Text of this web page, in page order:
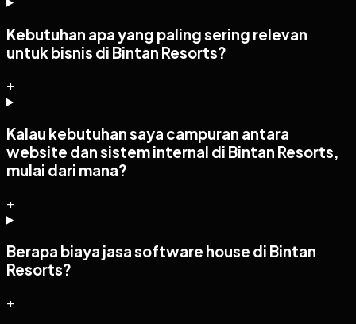
Kebutuhan apa yang paling sering relevan
untuk bisnis di Bintan Resorts?
+
Kalau kebutuhan saya campuran antara
website dan sistem internal di Bintan Resorts,
mulai dari mana?
+
Berapa biaya jasa software house di Bintan
Resorts?
+